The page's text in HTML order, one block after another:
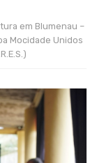
em Blumenau –
Mocidade Unidos